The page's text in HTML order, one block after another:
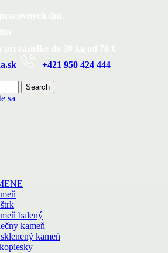
+421 950 424 444
Search
sa
balený
kameň
kameň